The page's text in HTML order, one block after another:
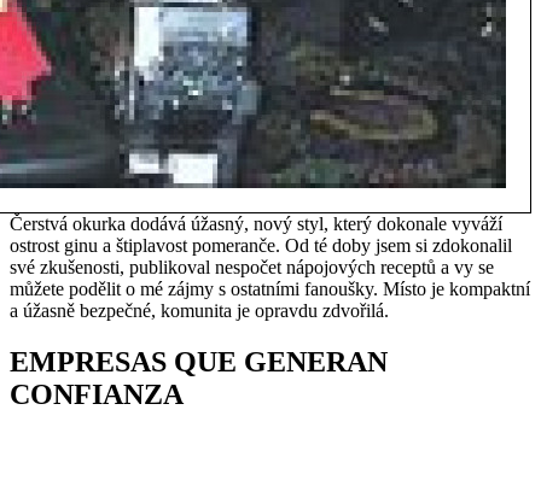
Čerstvá okurka dodává úžasný, nový styl, který dokonale vyváží
ostrost ginu a štiplavost pomeranče. Od té doby jsem si zdokonalil
své zkušenosti, publikoval nespočet nápojových receptů a vy se
můžete podělit o mé zájmy s ostatními fanoušky. Místo je kompaktní
a úžasně bezpečné, komunita je opravdu zdvořilá.
EMPRESAS QUE GENERAN
CONFIANZA